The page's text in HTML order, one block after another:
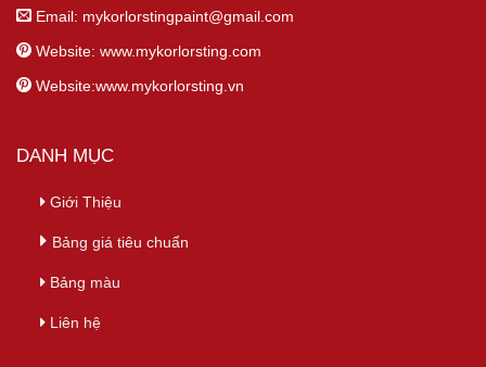
Email: mykorlorstingpaint@gmail.com
Website: www.mykorlorsting.com
Website:www.mykorlorsting.vn
DANH MỤC
Giới Thiệu
Bảng giá tiêu chuẩn
Bảng màu
Liên hệ